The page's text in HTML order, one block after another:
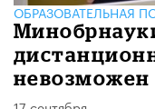
ОБРАЗОВАТЕЛЬНАЯ
невозможен